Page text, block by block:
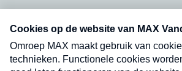
nieuwsbrief. Elke vrijdag- en
uw mailbox.